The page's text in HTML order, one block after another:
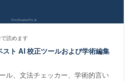
読めます
スト AI 校正ツールおよび学術編集
ル、文法チェッカー、学術的言い